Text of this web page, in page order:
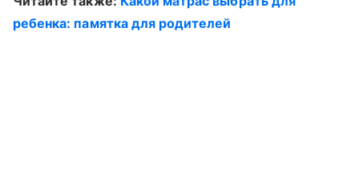
ребенка: памятка для родителей